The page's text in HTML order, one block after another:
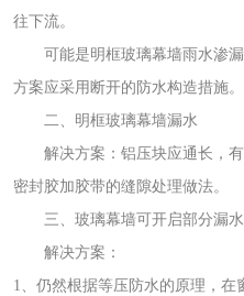
往下流。
可能是明框玻璃幕墙雨水渗漏
方案应采用断开的防水构造措施。
二、明框玻璃幕墙漏水
解决方案：铝压块应通长，有
密封胶加胶带的缝隙处理做法。
三、玻璃幕墙可开启部分漏水
解决方案：
1、仍然根据等压防水的原理，